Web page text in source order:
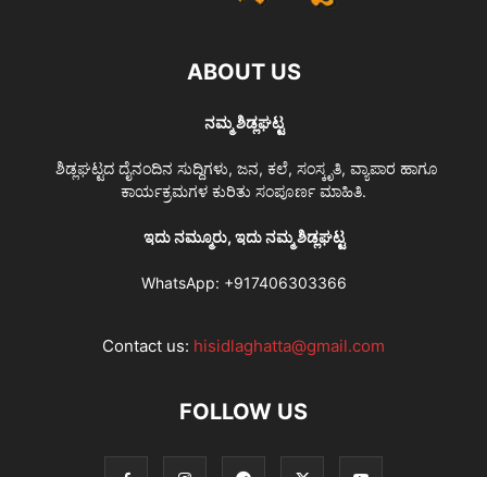
ABOUT US
ನಮ್ಮ ಶಿಡ್ಲಘಟ್ಟ
ಶಿಡ್ಲಘಟ್ಟದ ದೈನಂದಿನ ಸುದ್ದಿಗಳು, ಜನ, ಕಲೆ, ಸಂಸ್ಕೃತಿ, ವ್ಯಾಪಾರ ಹಾಗೂ
ಕಾರ್ಯಕ್ರಮಗಳ ಕುರಿತು ಸಂಪೂರ್ಣ ಮಾಹಿತಿ.
ಇದು ನಮ್ಮೂರು, ಇದು ನಮ್ಮ ಶಿಡ್ಲಘಟ್ಟ
WhatsApp: +917406303366
Contact us: hisidlaghatta@gmail.com
FOLLOW US